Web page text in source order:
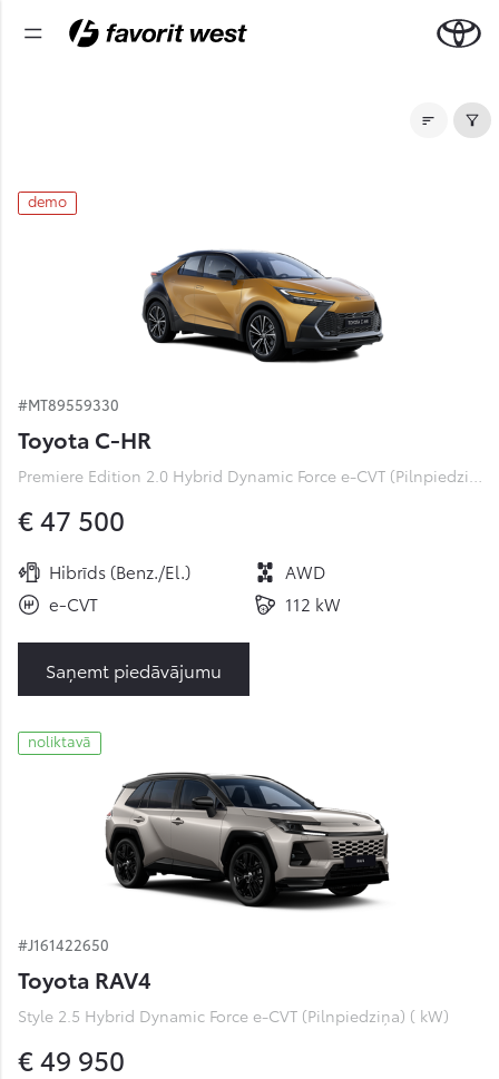
demo
#MT89559330
Toyota C-HR
Premiere Edition 2.0 Hybrid Dynamic Force e-CVT (Pilnpiedziņa) (112 kW)
€ 47 500
Hibrīds (Benz./El.)
AWD
e-CVT
112 kW
Saņemt piedāvājumu
noliktavā
#J161422650
Toyota RAV4
Style 2.5 Hybrid Dynamic Force e-CVT (Pilnpiedziņa) ( kW)
€ 49 950